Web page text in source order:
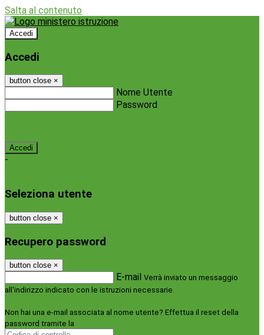
Salta al contenuto
Accedi
Accedi
button close ×
Nome Utente
Password
-
Seleziona utente
button close ×
Recupero password
button close ×
E-mail Verrà inviato un messaggio
all'indirizzo indicato con le istruzioni necessarie.
Non hai una e-mail associata al nome utente? Effettua il reset della
password tramite la